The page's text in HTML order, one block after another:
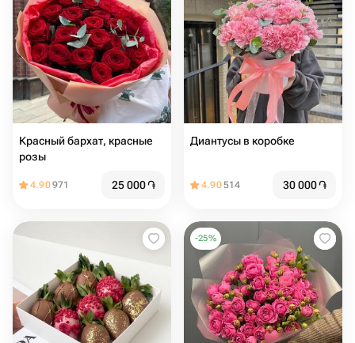
Красный бархат️, красные
розы
4.90971 25 000֏
Диантусы в коробке
4.90514 30 000֏
-25%